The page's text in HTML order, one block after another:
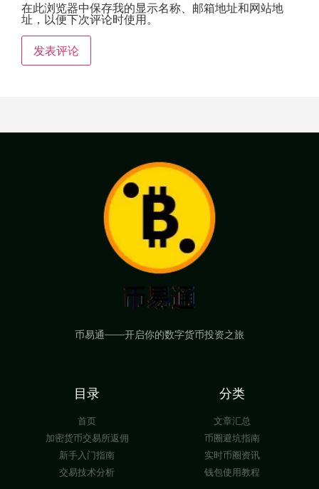
在此浏览器中保存我的显示名称、邮箱地址和网站地
址，以便下次评论时使用。
币易通——开启你的数字货币投资之旅
目录
首页
加密货币交易所返佣
新手入门指南
交易技术分析
分类
文章汇总
币圈避坑指南
实时币圈资讯
钱包使用教程